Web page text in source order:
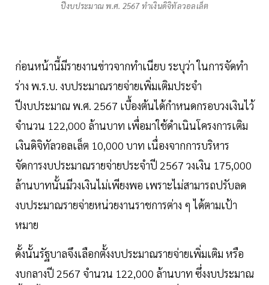
ปีงบประมาณ พ.ศ. 2567 ทำเงินดิจิทัลวอลเล็ต
ก่อนหน้านี้มีรายงานข่าวจากทำเนียบ ระบุว่า ในการจัดทำ
ร่าง พ.ร.บ. งบประมาณรายจ่ายเพิ่มเติมประจำ
ปีงบประมาณ พ.ศ. 2567 เบื้องต้นได้กำหนดกรอบวงเงินไว้
จำนวน 122,000 ล้านบาท เพื่อมาใช้ดำเนินโครงการเติม
เงินดิจิทัลวอลเล็ต 10,000 บาท เนื่องจากการบริหาร
จัดการงบประมาณรายจ่ายประจำปี 2567 วงเงิน 175,000
ล้านบาทนั้นมีวงเงินไม่เพียงพอ เพราะไม่สามารถปรับลด
งบประมาณรายจ่ายหน่วยงานราชการต่าง ๆ ได้ตามเป้า
หมาย
ดั้งนั้นรัฐบาลจึงเลือกตั้งงบประมาณรายจ่ายเพิ่มเติม หรือ
งบกลางปี 2567 จำนวน 122,000 ล้านบาท ซึ่งงบประมาณ